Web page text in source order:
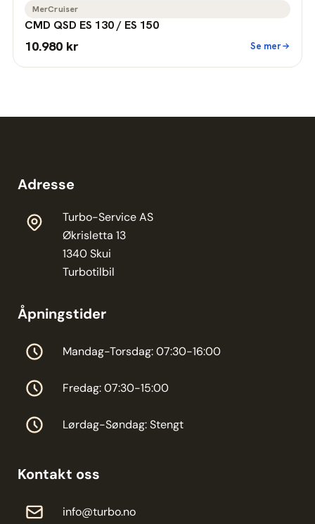
MerCruiser
CMD QSD ES 130 / ES 150
10.980 kr Se mer
Adresse
Turbo-Service AS
Økrisletta 13
1340 Skui
Turbotilbil
Åpningstider
Mandag-Torsdag: 07:30-16:00
Fredag: 07:30-15:00
Lørdag-Søndag: Stengt
Kontakt oss
info@turbo.no